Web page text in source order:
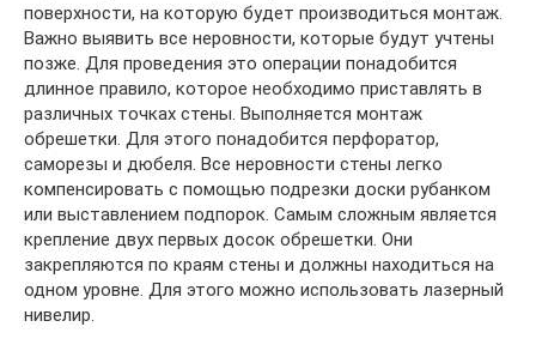
поверхности, на которую будет производиться монтаж.
Важно выявить все неровности, которые будут учтены
позже. Для проведения это операции понадобится
длинное правило, которое необходимо приставлять в
различных точках стены. Выполняется монтаж
обрешетки. Для этого понадобится перфоратор,
саморезы и дюбеля. Все неровности стены легко
компенсировать с помощью подрезки доски рубанком
или выставлением подпорок. Самым сложным является
крепление двух первых досок обрешетки. Они
закрепляются по краям стены и должны находиться на
одном уровне. Для этого можно использовать лазерный
нивелир.